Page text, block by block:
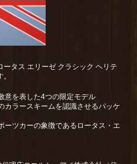
タス エリーゼ クラシック ヘリテ
意を表した4つの限定モデル
カラースキームを認識させるパッケ
ーツカーの象徴であるロータス・エ